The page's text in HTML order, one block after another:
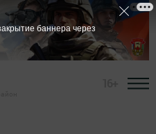
баннера через